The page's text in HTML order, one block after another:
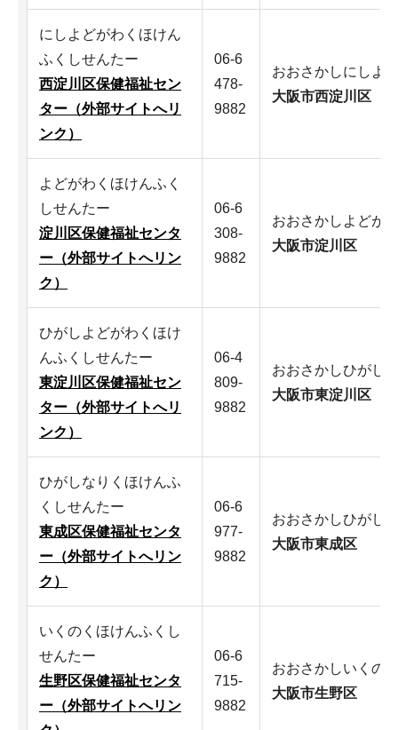
にしよどがわくほけん
ふくしせんたー
西淀川区保健福祉セン
ター（外部サイトへリ
ンク）
06-6
478-
9882
おおさかしにしよ
大阪市西淀川区
よどがわくほけんふく
しせんたー
淀川区保健福祉センタ
ー（外部サイトへリン
ク）
06-6
308-
9882
おおさかしよどが
大阪市淀川区
ひがしよどがわくほけ
んふくしせんたー
東淀川区保健福祉セン
ター（外部サイトへリ
ンク）
06-4
809-
9882
おおさかしひがし
大阪市東淀川区
ひがしなりくほけんふ
くしせんたー
東成区保健福祉センタ
ー（外部サイトへリン
ク）
06-6
977-
9882
おおさかしひがし
大阪市東成区
いくのくほけんふくし
せんたー
生野区保健福祉センタ
ー（外部サイトへリン
06-6
715-
9882
おおさかしいくの
大阪市生野区